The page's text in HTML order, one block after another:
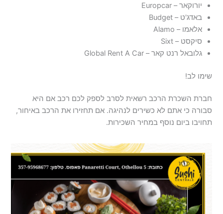
יורוקאר – Europcar
באדג'ט – Budget
אלאמו – Alamo
סיקסט – Sixt
גלובאל רנט קאר – Global Rent A Car
שימו לב!
חברת השכרת הרכב רשאית לסרב לספק לכם רכב אם היא
סבורה כי אתם לא כשירים לנהיגה. אם תחזירו את הרכב באיחור,
תחויבו ביום נוסף במחיר השכירות.